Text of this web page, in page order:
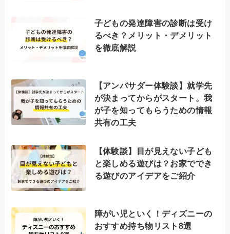
子どもの発達障害の診断は受け
るべき？メリット・デメリット
を徹底解説
【アンバサダー体験談】就学先
が決まってからがスタート。我
が子を知ってもらうための情報
共有の工夫
【体験談】目が見えない子ども
と楽しめる遊びは？お家ででき
る遊びのアイデアをご紹介
障がい児といく！ディズニーの
おすすめ持ち物リスト8選